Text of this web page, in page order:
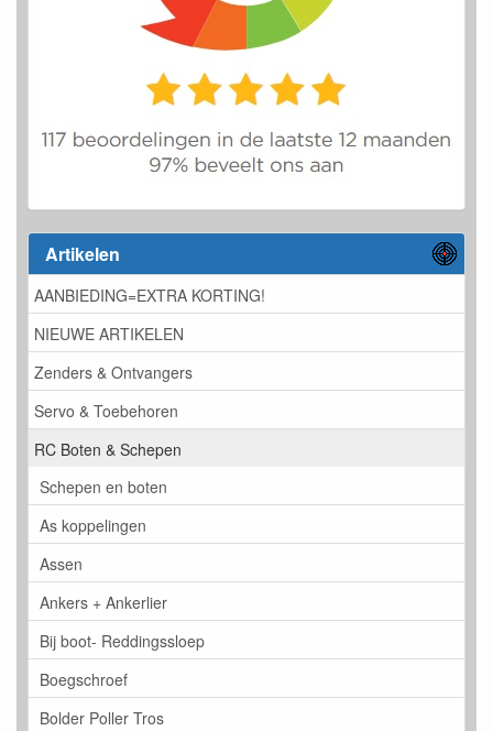
Artikelen
AANBIEDING=EXTRA KORTING!
NIEUWE ARTIKELEN
Zenders & Ontvangers
Servo & Toebehoren
RC Boten & Schepen
Schepen en boten
As koppelingen
Assen
Ankers + Ankerlier
Bij boot- Reddingssloep
Boegschroef
Bolder Poller Tros